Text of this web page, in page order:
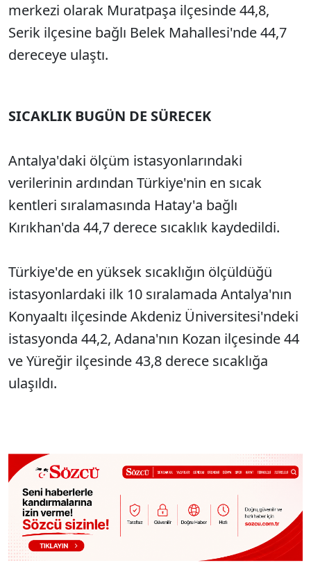
merkezi olarak Muratpaşa ilçesinde 44,8,
Serik ilçesine bağlı Belek Mahallesi'nde 44,7
dereceye ulaştı.
SICAKLIK BUGÜN DE SÜRECEK
Antalya'daki ölçüm istasyonlarındaki
verilerinin ardından Türkiye'nin en sıcak
kentleri sıralamasında Hatay'a bağlı
Kırıkhan'da 44,7 derece sıcaklık kaydedildi.
Türkiye'de en yüksek sıcaklığın ölçüldüğü
istasyonlardaki ilk 10 sıralamada Antalya'nın
Konyaaltı ilçesinde Akdeniz Üniversitesi'ndeki
istasyonda 44,2, Adana'nın Kozan ilçesinde 44
ve Yüreğir ilçesinde 43,8 derece sıcaklığa
ulaşıldı.